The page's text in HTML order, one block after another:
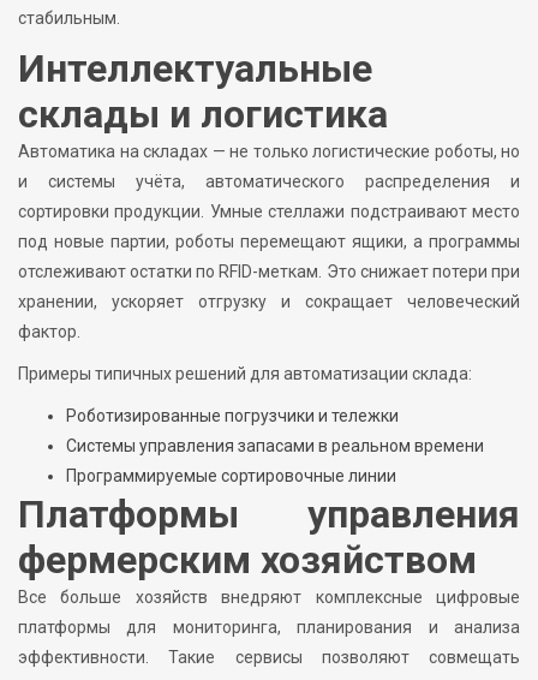
стабильным.
Интеллектуальные
склады и логистика
Автоматика на складах — не только логистические роботы, но
и системы учёта, автоматического распределения и
сортировки продукции. Умные стеллажи подстраивают место
под новые партии, роботы перемещают ящики, а программы
отслеживают остатки по RFID-меткам. Это снижает потери при
хранении, ускоряет отгрузку и сокращает человеческий
фактор.
Примеры типичных решений для автоматизации склада:
Роботизированные погрузчики и тележки
Системы управления запасами в реальном времени
Программируемые сортировочные линии
Платформы управления
фермерским хозяйством
Все больше хозяйств внедряют комплексные цифровые
платформы для мониторинга, планирования и анализа
эффективности. Такие сервисы позволяют совмещать